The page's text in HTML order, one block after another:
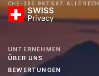
CHE-385.997.597. ALLE
UNTERNEHMEN
ÜBER UNS
BEWERTUNGEN